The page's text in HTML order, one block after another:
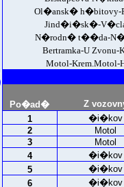
Ol�ansk�
Jind�i�sk�-
N�rodn� t��da-
Bertramka-U
Motol-
Po�ad�
Z
1
�i�kov
2
Motol
3
Motol
4
�i�kov
5
�i�kov
6
�i�kov